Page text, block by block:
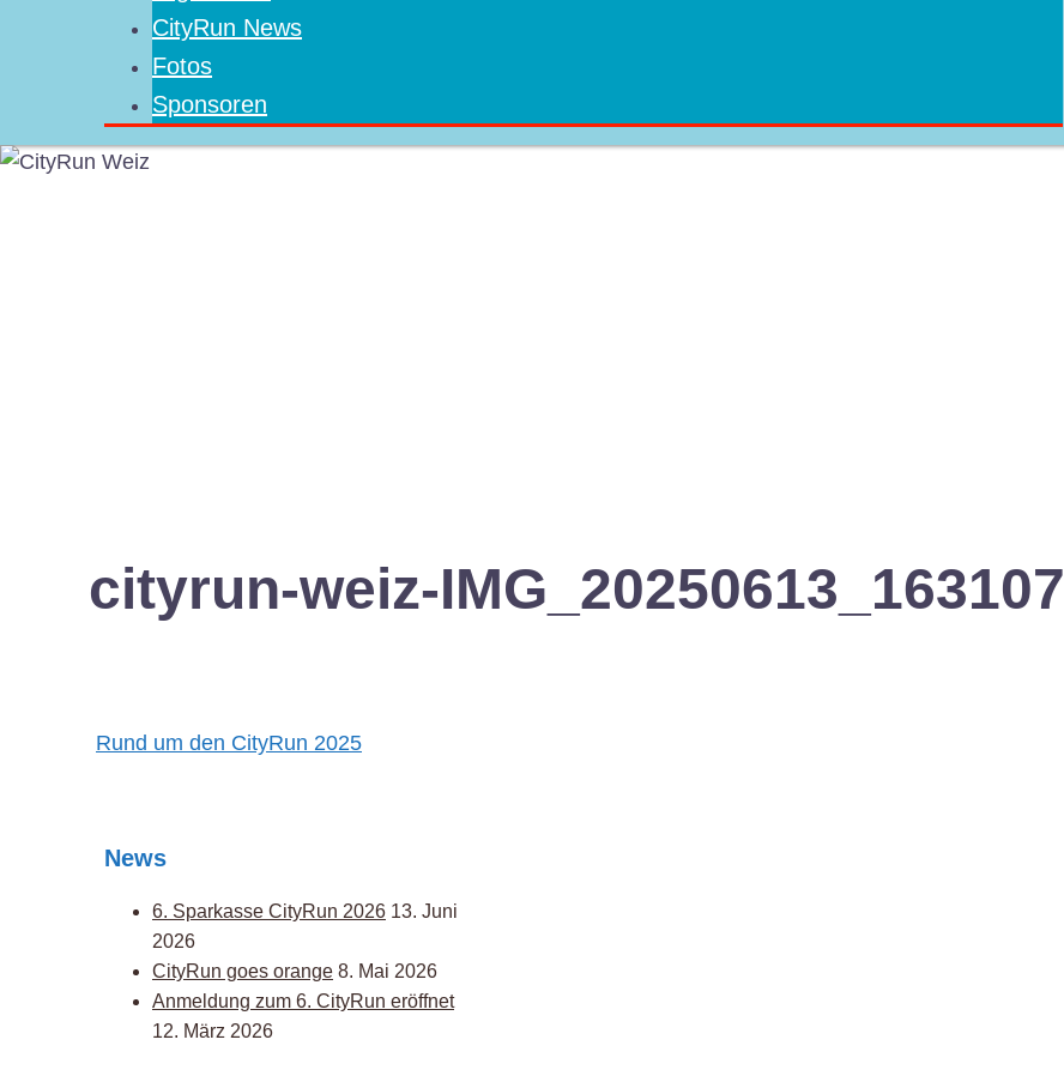
CityRun News
Fotos
Sponsoren
cityrun-weiz-IMG_20250613_163107
Post
Rund um den CityRun 2025
News
6. Sparkasse CityRun 2026 13. Juni
2026
CityRun goes orange 8. Mai 2026
Anmeldung zum 6. CityRun eröffnet
12. März 2026